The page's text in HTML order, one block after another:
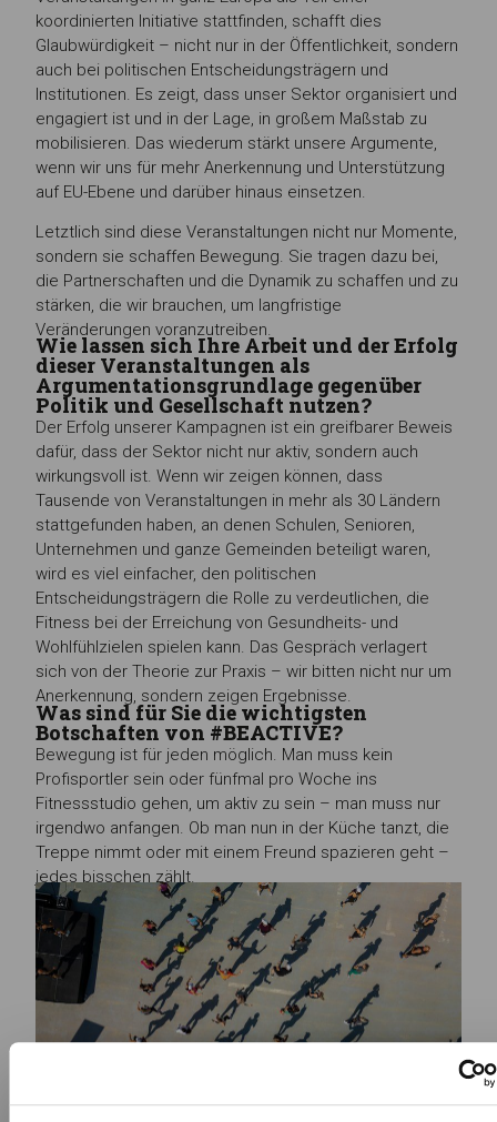
koordinierten Initiative stattfinden, schafft dies
Glaubwürdigkeit – nicht nur in der Öffentlichkeit, sondern
auch bei politischen Entscheidungsträgern und
Institutionen. Es zeigt, dass unser Sektor organisiert und
engagiert ist und in der Lage, in großem Maßstab zu
mobilisieren. Das wiederum stärkt unsere Argumente,
wenn wir uns für mehr Anerkennung und Unterstützung
auf EU-Ebene und darüber hinaus einsetzen.
Letztlich sind diese Veranstaltungen nicht nur Momente,
sondern sie schaffen Bewegung. Sie tragen dazu bei,
die Partnerschaften und die Dynamik zu schaffen und zu
stärken, die wir brauchen, um langfristige
Veränderungen voranzutreiben.
Wie lassen sich Ihre Arbeit und der Erfolg
dieser Veranstaltungen als
Argumentationsgrundlage gegenüber
Politik und Gesellschaft nutzen?
Der Erfolg unserer Kampagnen ist ein greifbarer Beweis
dafür, dass der Sektor nicht nur aktiv, sondern auch
wirkungsvoll ist. Wenn wir zeigen können, dass
Tausende von Veranstaltungen in mehr als 30 Ländern
stattgefunden haben, an denen Schulen, Senioren,
Unternehmen und ganze Gemeinden beteiligt waren,
wird es viel einfacher, den politischen
Entscheidungsträgern die Rolle zu verdeutlichen, die
Fitness bei der Erreichung von Gesundheits- und
Wohlfühlzielen spielen kann. Das Gespräch verlagert
sich von der Theorie zur Praxis – wir bitten nicht nur um
Anerkennung, sondern zeigen Ergebnisse.
Was sind für Sie die wichtigsten
Botschaften von #BEACTIVE?
Bewegung ist für jeden möglich. Man muss kein
Profisportler sein oder fünfmal pro Woche ins
Fitnessstudio gehen, um aktiv zu sein – man muss nur
irgendwo anfangen. Ob man nun in der Küche tanzt, die
Treppe nimmt oder mit einem Freund spazieren geht –
jedes bisschen zählt.